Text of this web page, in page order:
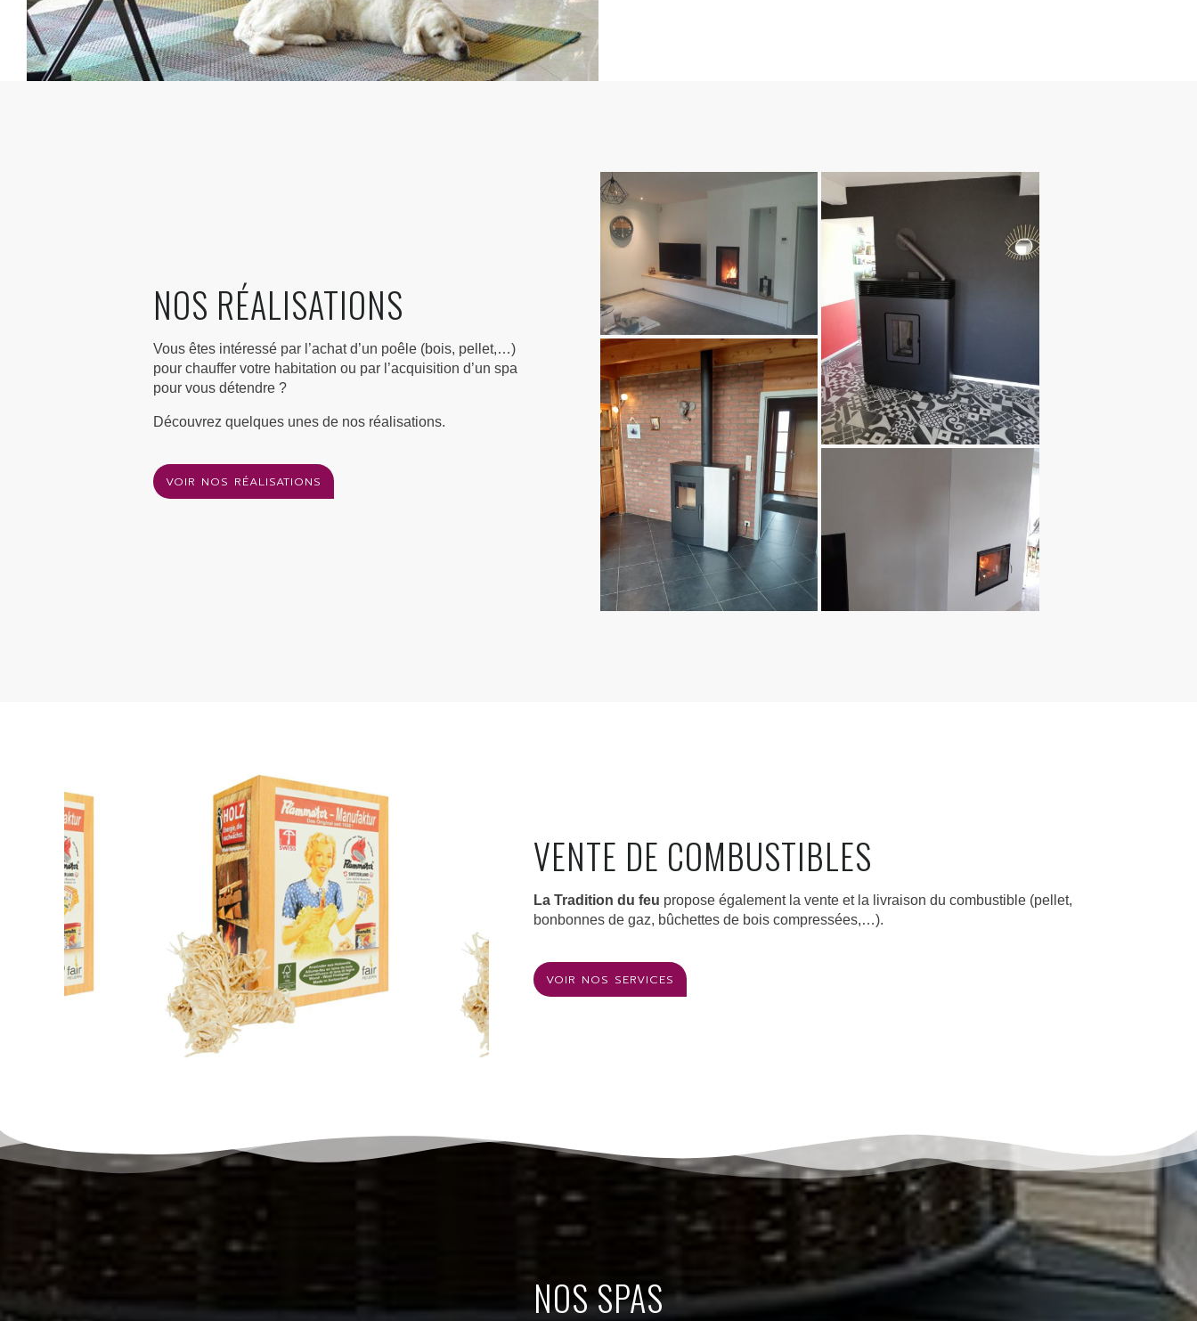
NOS RÉALISATIONS
Vous êtes intéressé par l’achat d’un poêle (bois, pellet,…)
pour chauffer votre habitation ou par l’acquisition d’un spa
pour vous détendre ?
Découvrez quelques unes de nos réalisations.
VOIR NOS RÉALISATIONS
VENTE DE COMBUSTIBLES
La Tradition du feu propose également la vente et la livraison du combustible (pellet,
bonbonnes de gaz, bûchettes de bois compressées,…).
VOIR NOS SERVICES
NOS SPAS